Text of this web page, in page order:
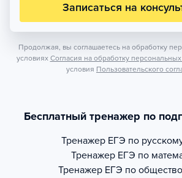
Записаться на
Продолжая, вы соглашаетесь на обработку
условиях Согласия на обработку
условия Пользовательского
Бесплатный тренажер по
Тренажер ЕГЭ по
Тренажер ЕГЭ по
Тренажер ЕГЭ по